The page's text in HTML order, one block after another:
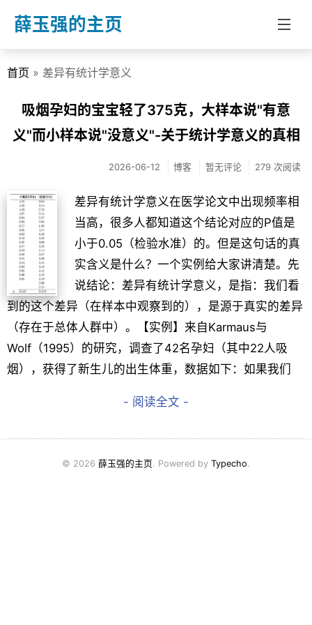
薛玉强的主页
分类
博客
教学
文章
关于我
首页 » 差异有统计学意义
吸烟孕妇的宝宝轻了375克，大样本说"有意
义"而小样本说"没意义"-关于统计学意义的真相
2026-06-12 博客 暂无评论 279 次阅读
差异有统计学意义在医学论文中出现频率相
当高，很多人都知道这个结论对应的P值是
小于0.05（检验水准）的。但是这句话的真
实含义是什么？一个实例给大家讲清楚。先
说结论：差异有统计学意义，是指：我们看
到的这个差异（在样本中观察到的），是源于真实的差异
（存在于总体人群中）。【实例】来自Karmaus与
Wolf（1995）的研究，调查了42名孕妇（其中22人吸
烟），获得了新生儿的出生体重，数据如下：如果我们
- 阅读全文 -
© 2026 薛玉强的主页. Powered by Typecho.